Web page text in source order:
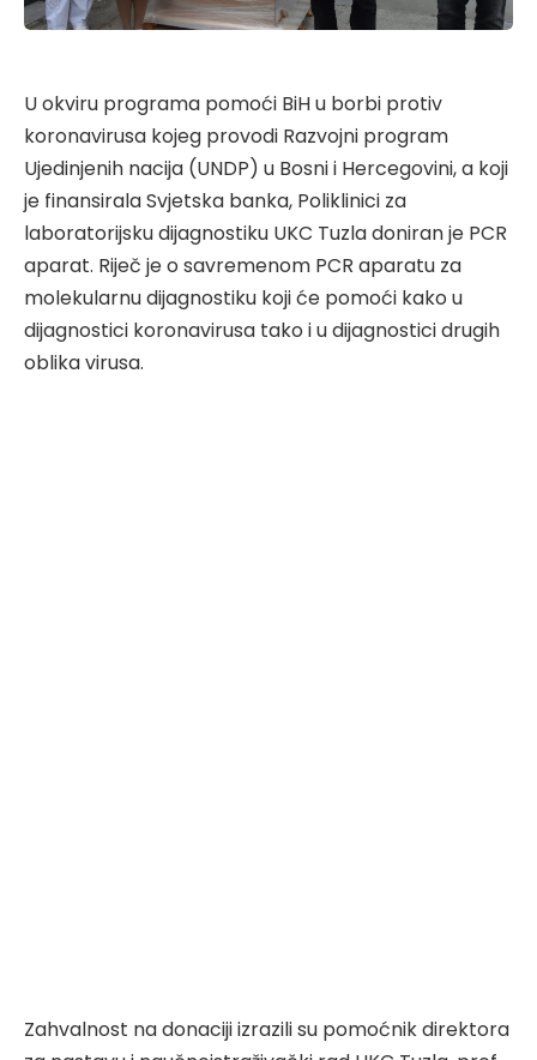
U okviru programa pomoći BiH u borbi protiv
koronavirusa kojeg provodi Razvojni program
Ujedinjenih nacija (UNDP) u Bosni i Hercegovini, a koji
je finansirala Svjetska banka, Poliklinici za
laboratorijsku dijagnostiku UKC Tuzla doniran je PCR
aparat. Riječ je o savremenom PCR aparatu za
molekularnu dijagnostiku koji će pomoći kako u
dijagnostici koronavirusa tako i u dijagnostici drugih
oblika virusa.
Zahvalnost na donaciji izrazili su pomoćnik direktora